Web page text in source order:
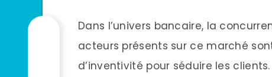
Dans l’univers bancaire, la
acteurs présents sur ce marché
d’inventivité pour séduire les